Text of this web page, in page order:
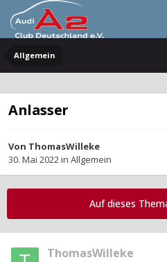
Allgemein
Anlasser
Von ThomasWilleke
30. Mai 2022in Allgemein
Auf dieses
ThomasWilleke